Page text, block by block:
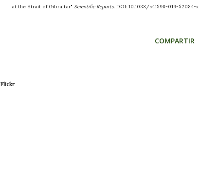
at the Strait of Gibraltar" Scientific Reports. DOI: 10.1038/s41598-019-52084-x
COMPARTIR
Flickr